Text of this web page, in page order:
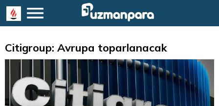
Citigroup: Avrupa toparlanacak